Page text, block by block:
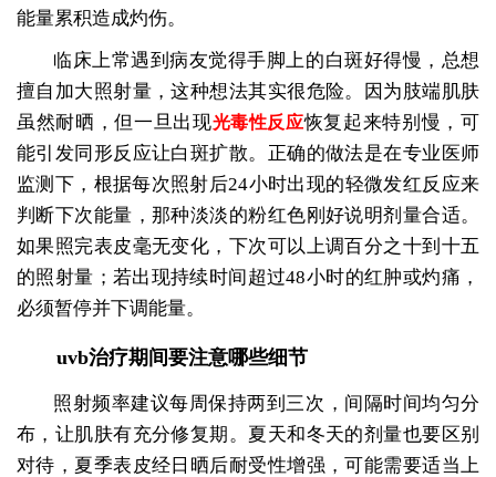
能量累积造成灼伤。
临床上常遇到病友觉得手脚上的白斑好得慢，总想
擅自加大照射量，这种想法其实很危险。因为肢端肌肤
虽然耐晒，但一旦出现光毒性反应恢复起来特别慢，可
能引发同形反应让白斑扩散。正确的做法是在专业医师
监测下，根据每次照射后24小时出现的轻微发红反应来
判断下次能量，那种淡淡的粉红色刚好说明剂量合适。
如果照完表皮毫无变化，下次可以上调百分之十到十五
的照射量；若出现持续时间超过48小时的红肿或灼痛，
必须暂停并下调能量。
uvb治疗期间要注意哪些细节
照射频率建议每周保持两到三次，间隔时间均匀分
布，让肌肤有充分修复期。夏天和冬天的剂量也要区别
对待，夏季表皮经日晒后耐受性增强，可能需要适当上